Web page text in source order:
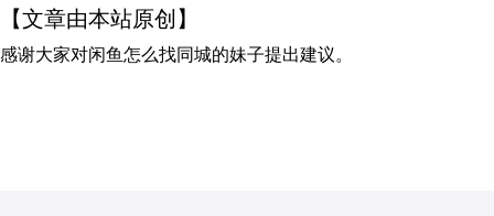
【文章由本站原创】
感谢大家对闲鱼怎么找同城的妹子提出建议。